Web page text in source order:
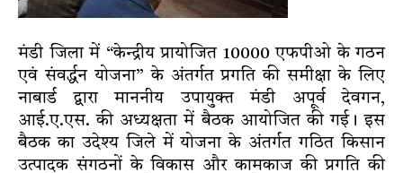
मंडी जिला में “केन्द्रीय प्रायोजित 10000 एफपीओ के गठन
एवं संवर्द्धन योजना” के अंतर्गत प्रगति की समीक्षा के लिए
नाबार्ड द्वारा माननीय उपायुक्त मंडी अपूर्व देवगन,
आई.ए.एस. की अध्यक्षता में बैठक आयोजित की गई। इस
बैठक का उदेश्य जिले में योजना के अंतर्गत गठित किसान
उत्पादक संगठनों के विकास और कामकाज की प्रगति की